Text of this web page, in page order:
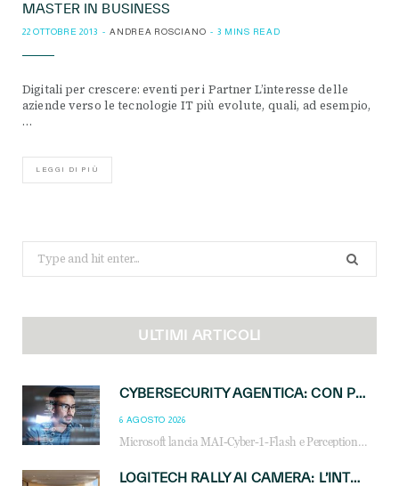
MASTER IN BUSINESS
22 OTTOBRE 2013 ANDREA ROSCIANO 3 MINS READ
Digitali per crescere: eventi per i Partner L’interesse delle
aziende verso le tecnologie IT più evolute, quali, ad esempio,
…
LEGGI DI PIÙ
Search
for:
ULTIMI ARTICOLI
CYBERSECURITY AGENTICA: CON PERCEPTION E MAI-CYBER-1-FLASH MICROSOFT APRE NUOVI SERVIZI PER IL CANALE
6 AGOSTO 2026
Microsoft lancia MAI-Cyber-1-Flash e Perception: cybersecurity agentica in preview dal 3 novembre. Cosa cambia per MSP, system integrator e reseller.
LOGITECH RALLY AI CAMERA: L’INTELLIGENZA ARTIFICIALE ENTRA NELLE SALE RIUNIONI DI NUOVA GENERAZIONE